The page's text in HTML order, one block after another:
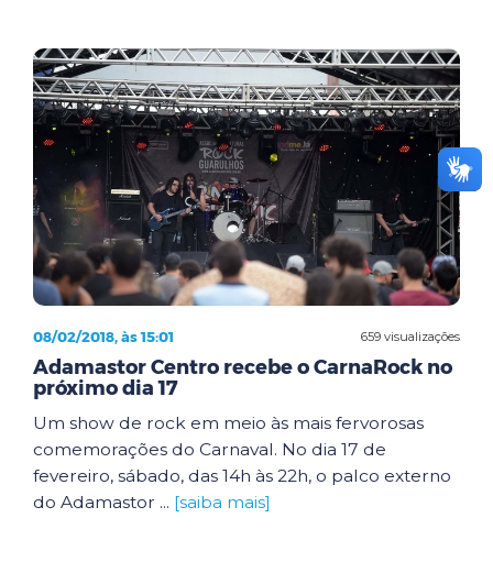
659 visualizações
08/02/2018, às 15:01
Adamastor Centro recebe o CarnaRock no
próximo dia 17
Um show de rock em meio às mais fervorosas
comemorações do Carnaval. No dia 17 de
fevereiro, sábado, das 14h às 22h, o palco externo
do Adamastor ... [saiba mais]